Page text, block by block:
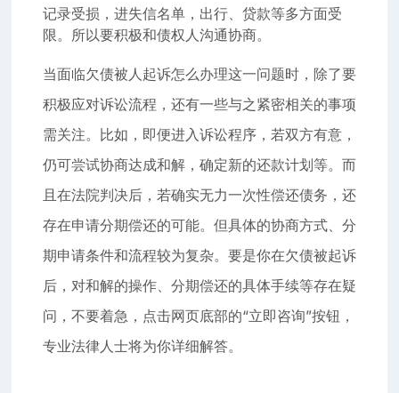
记录受损，进失信名单，出行、贷款等多方面受
限。所以要积极和债权人沟通协商。
当面临欠债被人起诉怎么办理这一问题时，除了要
积极应对诉讼流程，还有一些与之紧密相关的事项
需关注。比如，即便进入诉讼程序，若双方有意，
仍可尝试协商达成和解，确定新的还款计划等。而
且在法院判决后，若确实无力一次性偿还债务，还
存在申请分期偿还的可能。但具体的协商方式、分
期申请条件和流程较为复杂。要是你在欠债被起诉
后，对和解的操作、分期偿还的具体手续等存在疑
问，不要着急，点击网页底部的“立即咨询”按钮，
专业法律人士将为你详细解答。